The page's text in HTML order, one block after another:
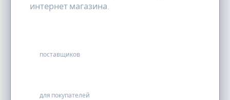
интернет магазина.
поставщиков
для покупателей